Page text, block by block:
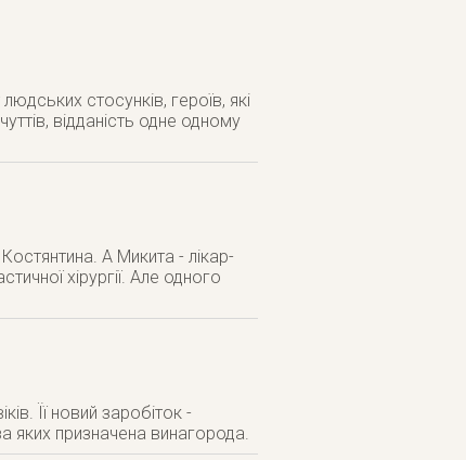
стосунків, героїв, які
відданість одне одному
А Микита - лікар-
хірургії. Але одного
Її новий заробіток -
яких призначена винагорода.